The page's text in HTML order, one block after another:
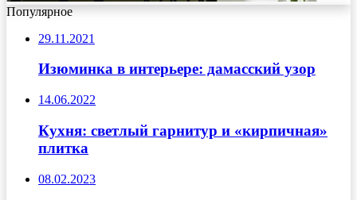
Популярное
29.11.2021
Изюминка в интерьере: дамасский узор
14.06.2022
Кухня: светлый гарнитур и «кирпичная»
плитка
08.02.2023